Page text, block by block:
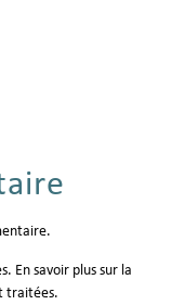
En savoir plus sur la
traitées.